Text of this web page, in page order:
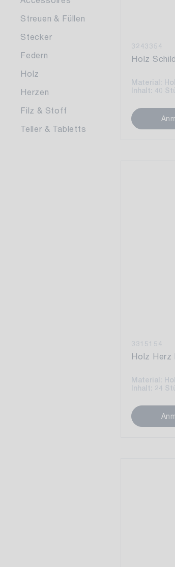
Streuen & Füllen
Stecker
Federn
Holz
Herzen
Filz & Stoff
Teller & Tabletts
3243354
Holz
Material:
Inhalt: 40
3315154
Holz Herz
Material:
Inhalt: 24